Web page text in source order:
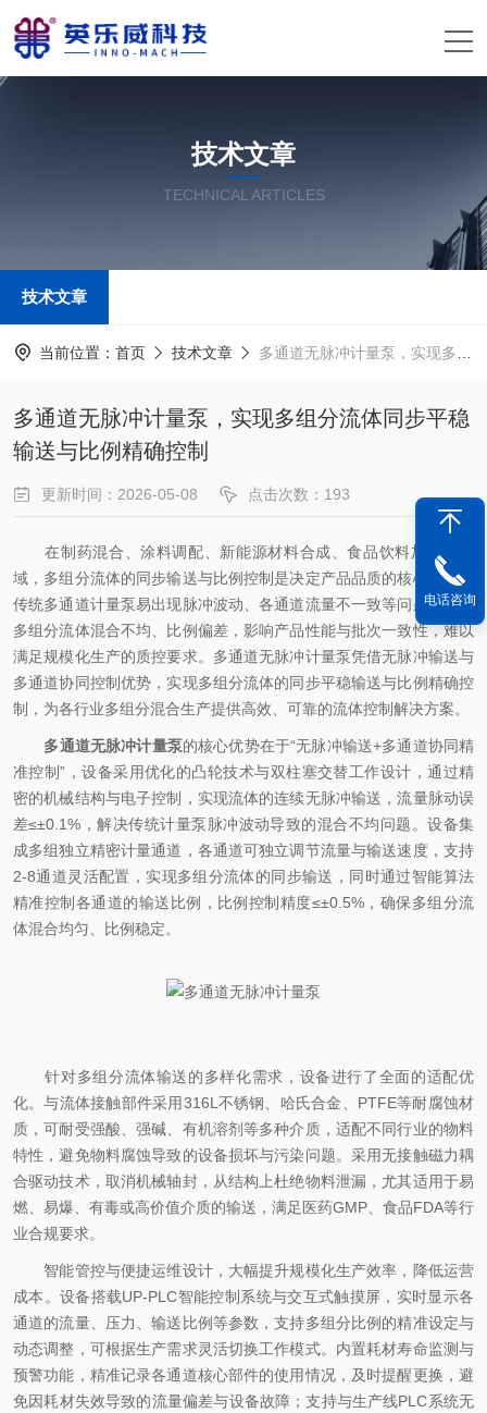
技术文章
TECHNICAL ARTICLES
技术文章
当前位置： 首页 技术文章 多通道无脉冲计量泵，实现多组分流体同步平稳输送与比例精确控制
多通道无脉冲计量泵，实现多组分流体同步平稳
输送与比例精确控制
更新时间：2026-05-08 点击次数：193
在制药混合、涂料调配、新能源材料合成、食品饮料加工等领
域，多组分流体的同步输送与比例控制是决定产品品质的核心环节。
传统多通道计量泵易出现脉冲波动、各通道流量不一致等问题，导致
多组分流体混合不均、比例偏差，影响产品性能与批次一致性，难以
满足规模化生产的质控要求。多通道无脉冲计量泵凭借无脉冲输送与
多通道协同控制优势，实现多组分流体的同步平稳输送与比例精确控
制，为各行业多组分混合生产提供高效、可靠的流体控制解决方案。
多通道无脉冲计量泵的核心优势在于“无脉冲输送+多通道协同精
准控制”，设备采用优化的凸轮技术与双柱塞交替工作设计，通过精
密的机械结构与电子控制，实现流体的连续无脉冲输送，流量脉动误
差≤±0.1%，解决传统计量泵脉冲波动导致的混合不均问题。设备集
成多组独立精密计量通道，各通道可独立调节流量与输送速度，支持
2-8通道灵活配置，实现多组分流体的同步输送，同时通过智能算法
精准控制各通道的输送比例，比例控制精度≤±0.5%，确保多组分流
体混合均匀、比例稳定。
针对多组分流体输送的多样化需求，设备进行了全面的适配优
化。与流体接触部件采用316L不锈钢、哈氏合金、PTFE等耐腐蚀材
质，可耐受强酸、强碱、有机溶剂等多种介质，适配不同行业的物料
特性，避免物料腐蚀导致的设备损坏与污染问题。采用无接触磁力耦
合驱动技术，取消机械轴封，从结构上杜绝物料泄漏，尤其适用于易
燃、易爆、有毒或高价值介质的输送，满足医药GMP、食品FDA等行
业合规要求。
智能管控与便捷运维设计，大幅提升规模化生产效率，降低运营
成本。设备搭载UP-PLC智能控制系统与交互式触摸屏，实时显示各
通道的流量、压力、输送比例等参数，支持多组分比例的精准设定与
动态调整，可根据生产需求灵活切换工作模式。内置耗材寿命监测与
预警功能，精准记录各通道核心部件的使用情况，及时提醒更换，避
免因耗材失效导致的流量偏差与设备故障；支持与生产线PLC系统无
电话咨询